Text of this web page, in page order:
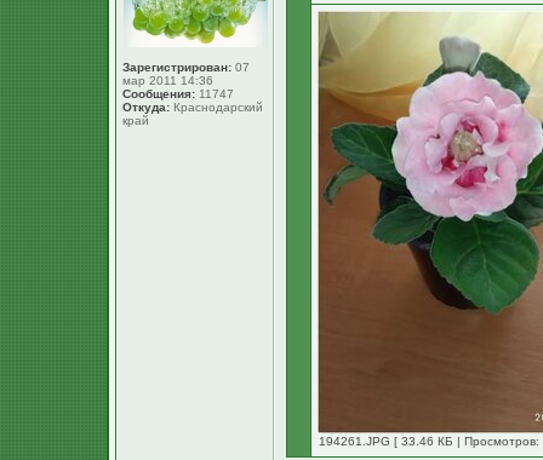
Зарегистрирован: 07
мар 2011 14:36
Сообщения: 11747
Откуда: Краснодарский
край
194261.JPG [ 33.46 КБ | Просмотров: